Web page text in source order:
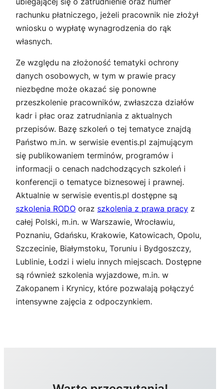
rachunku płatniczego, jeżeli pracownik nie złożył
wniosku o wypłatę wynagrodzenia do rąk
własnych.
Ze względu na złożoność tematyki ochrony
danych osobowych, w tym w prawie pracy
niezbędne może okazać się ponowne
przeszkolenie pracowników, zwłaszcza działów
kadr i płac oraz zatrudniania z aktualnych
przepisów. Bazę szkoleń o tej tematyce znajdą
Państwo m.in. w serwisie eventis.pl zajmującym
się publikowaniem terminów, programów i
informacji o cenach nadchodzących szkoleń i
konferencji o tematyce biznesowej i prawnej.
Aktualnie w serwisie eventis.pl dostępne są
szkolenia RODO oraz szkolenia z prawa pracy z
całej Polski, m.in. w Warszawie, Wrocławiu,
Poznaniu, Gdańsku, Krakowie, Katowicach, Opolu,
Szczecinie, Białymstoku, Toruniu i Bydgoszczy,
Lublinie, Łodzi i wielu innych miejscach. Dostępne
są również szkolenia wyjazdowe, m.in. w
Zakopanem i Krynicy, które pozwalają połączyć
intensywne zajęcia z odpoczynkiem.